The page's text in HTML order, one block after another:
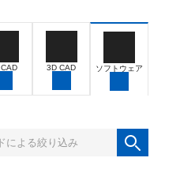
3D CAD ソフトウェア